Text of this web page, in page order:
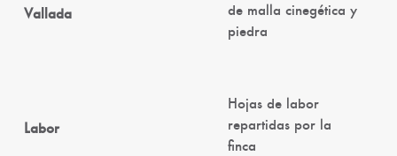
Vallada
de malla cinegética y
piedra
Labor
Hojas de labor
repartidas por la
finca